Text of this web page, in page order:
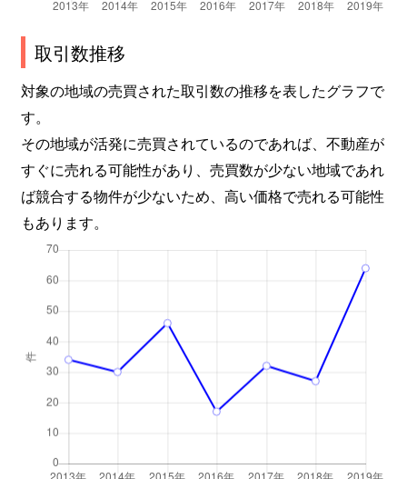
取引数推移
対象の地域の売買された取引数の推移を表したグラフで
す。
その地域が活発に売買されているのであれば、不動産が
すぐに売れる可能性があり、売買数が少ない地域であれ
ば競合する物件が少ないため、高い価格で売れる可能性
もあります。